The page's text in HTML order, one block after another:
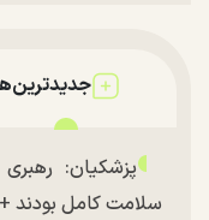
پزشکیان:
سلامت کامل بودند